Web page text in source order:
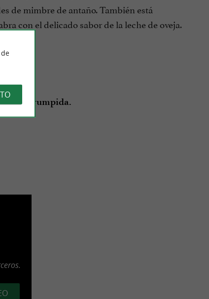
de mimbre de antaño. También está
con el delicado sabor de la leche de oveja.
ininterrumpida.